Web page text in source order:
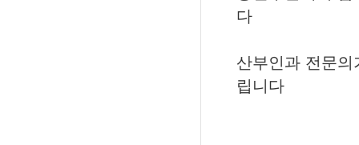
다
산부인과 전문
립니다